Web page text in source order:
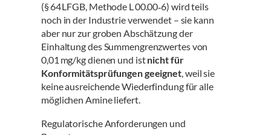
(§ 64 LFGB, Methode L 00.00‑6) wird teils
noch in der Industrie verwendet – sie kann
aber nur zur groben Abschätzung der
Einhaltung des Summengrenzwertes von
0,01 mg/kg dienen und istnicht für
Konformitätsprüfungen geeignet, weil sie
keine ausreichende Wiederfindung für alle
möglichen Amine liefert.
Regulatorische Anforderungen und